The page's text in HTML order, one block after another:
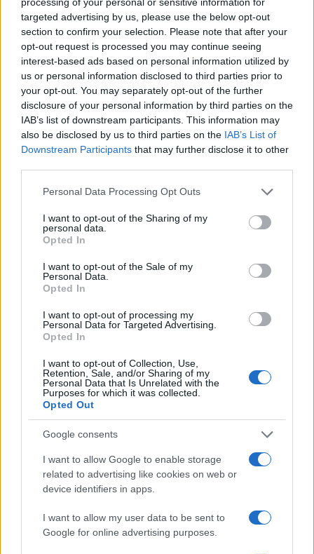
targeted advertising by us, please use the below opt-out
section to confirm your selection. Please note that after your
opt-out request is processed you may continue seeing
interest-based ads based on personal information utilized by
us or personal information disclosed to third parties prior to
your opt-out. You may separately opt-out of the further
disclosure of your personal information by third parties on the
IAB’s list of downstream participants. This information may
also be disclosed by us to third parties on the IAB’s List of
Downstream Participants that may further disclose it to other
Please note that this website/app uses one or more Google
not limited to your visit or usage behaviour. You may click to
grant or deny consent to Google and its third-party tags to
use your data for below specified purposes in below Google
consent section.
Personal Data Processing Opt Outs
I want to opt-out of the Sharing of my
personal data.
Opted In
I want to opt-out of the Sale of my
Personal Data.
Opted In
I want to opt-out of processing my
Personal Data for Targeted Advertising.
Opted In
I want to opt-out of Collection, Use,
Retention, Sale, and/or Sharing of my
Personal Data that Is Unrelated with the
Purposes for which it was collected.
Opted Out
Google consents
I want to allow Google to enable storage
related to advertising like cookies on web or
device identifiers in apps.
I want to allow my user data to be sent to
Google for online advertising purposes.
AUTORE
Staff
Continua a leggere
SALUTE